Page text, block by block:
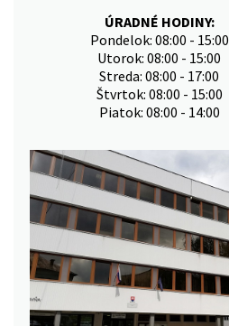
ÚRADNÉ HODINY:
Pondelok: 08:00 - 15:00
Utorok: 08:00 - 15:00
Streda: 08:00 - 17:00
Štvrtok: 08:00 - 15:00
Piatok: 08:00 - 14:00